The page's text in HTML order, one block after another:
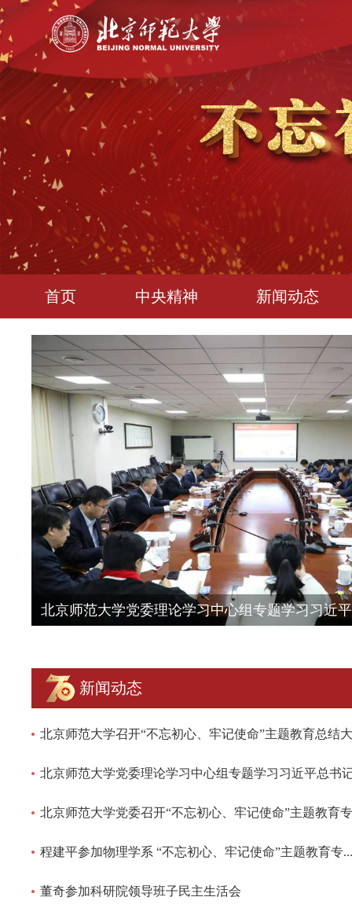
首页 中央精神 新闻动态
北京师范大学党委理论学习中心组专题学习习近
新闻动态
北京师范大学召开“不忘初心、牢记使命”主题教育总结
北京师范大学党委理论学习中心组专题学习习近平总书
北京师范大学党委召开“不忘初心、牢记使命”主题教育
程建平参加物理学系 “不忘初心、牢记使命”主题教育专...
董奇参加科研院领导班子民主生活会